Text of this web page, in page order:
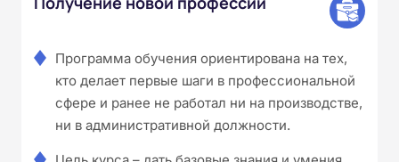
Программа обучения ориентирована на тех,
кто делает первые шаги в профессиональной
сфере и ранее не работал ни на производстве,
ни в административной должности.